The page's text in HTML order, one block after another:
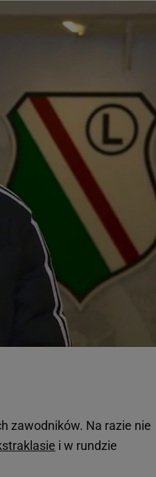
zawodników. Na razie nie
i w rundzie